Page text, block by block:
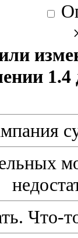
Что-